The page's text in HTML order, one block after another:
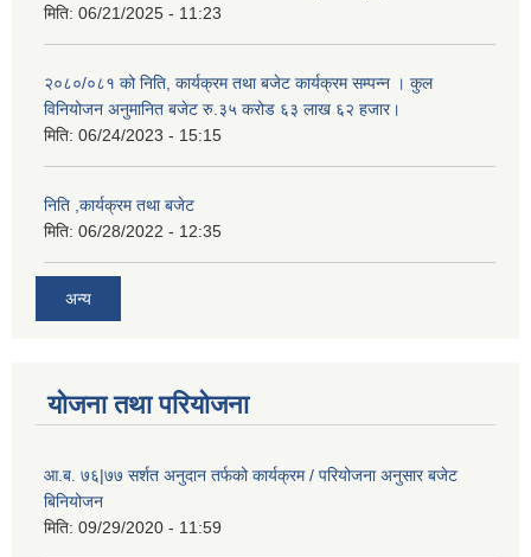
मिति: 06/21/2025 - 11:23
२०८०/०८१ को निति, कार्यक्रम तथा बजेट कार्यक्रम सम्पन्न । कुल
विनियोजन अनुमानित बजेट रु.३५ करोड ६३ लाख ६२ हजार।
मिति: 06/24/2023 - 15:15
निति ,कार्यक्रम तथा बजेट
मिति: 06/28/2022 - 12:35
अन्य
योजना तथा परियोजना
आ.ब. ७६|७७ सर्शत अनुदान तर्फको कार्यक्रम / परियोजना अनुसार बजेट
बिनियोजन
मिति: 09/29/2020 - 11:59